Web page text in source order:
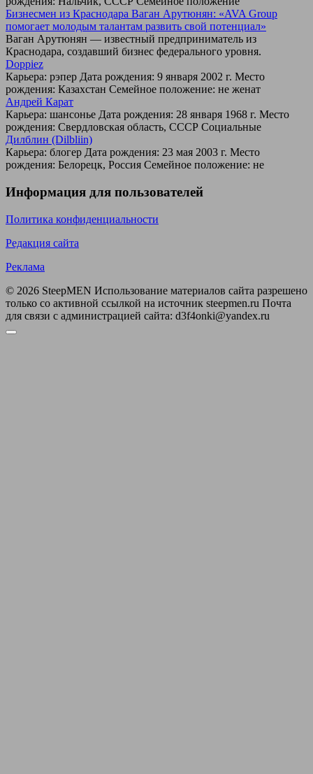
Бизнесмен из Краснодара Ваган Арутюнян: «AVA Group
помогает молодым талантам развить свой потенциал»
Ваган Арутюнян — известный предприниматель из
Краснодара, создавший бизнес федерального уровня.
Doppiez
Карьера: рэпер Дата рождения: 9 января 2002 г. Место
рождения: Казахстан Семейное положение: не женат
Андрей Карат
Карьера: шансонье Дата рождения: 28 января 1968 г. Место
рождения: Свердловская область, СССР Социальные
Дилблин (Dilbliin)
Карьера: блогер Дата рождения: 23 мая 2003 г. Место
рождения: Белорецк, Россия Семейное положение: не
Информация для пользователей
Политика конфиденциальности
Редакция сайта
Реклама
© 2026 SteepMEN Использование материалов сайта разрешено
только со активной ссылкой на источник steepmen.ru Почта
для связи с администрацией сайта: d3f4onki@yandex.ru